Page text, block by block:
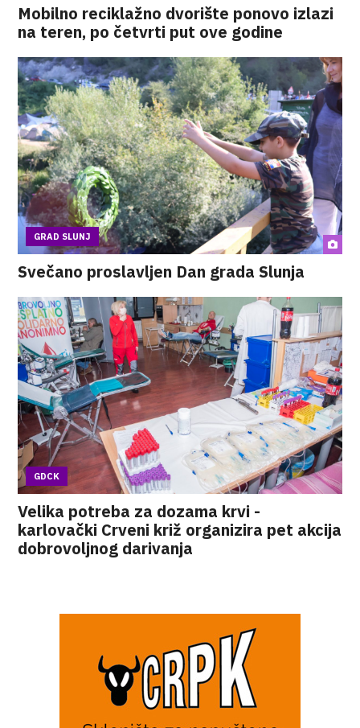
Mobilno reciklažno dvorište ponovo izlazi
na teren, po četvrti put ove godine
GRAD SLUNJ
Svečano proslavljen Dan grada Slunja
GDCK
Velika potreba za dozama krvi -
karlovački Crveni križ organizira pet akcija
dobrovoljnog darivanja